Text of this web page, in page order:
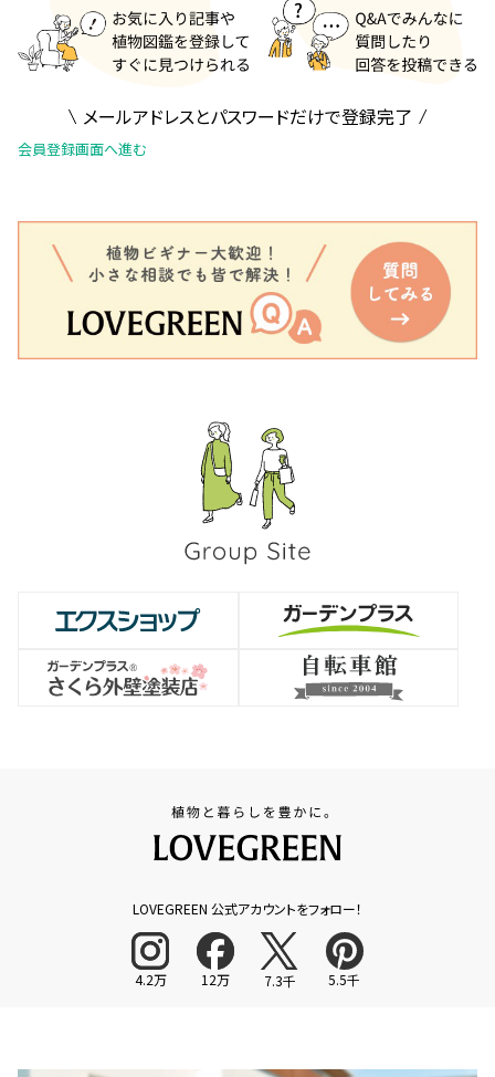
メールアドレスとパスワードだけで登録完了
会員登録画面へ進む
LOVEGREEN 公式アカウントをフォロー！
4.2万 12万 7.3千 5.5千